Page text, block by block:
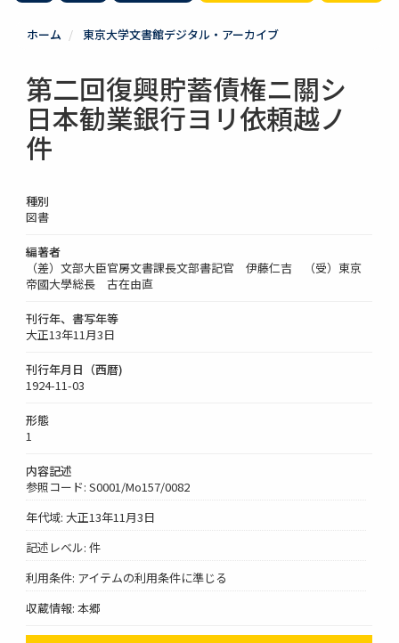
ホーム 東京大学文書館デジタル・アーカイブ
第二回復興貯蓄債権ニ關シ
日本勧業銀行ヨリ依頼越ノ
件
種別
図書
編著者
（差）文部大臣官房文書課長文部書記官 伊藤仁吉 （受）東京
帝國大學総長 古在由直
刊行年、書写年等
大正13年11月3日
刊行年月日（西暦)
1924-11-03
形態
1
内容記述
参照コード: S0001/Mo157/0082
年代域: 大正13年11月3日
記述レベル: 件
利用条件: アイテムの利用条件に準じる
収蔵情報: 本郷